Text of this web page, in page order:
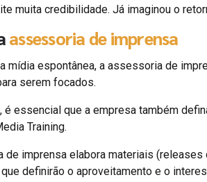
muita credibilidade. Já imaginou o
assessoria de imprensa
mídia espontânea, a assessoria de
serem focados.
essencial que a empresa também
Training.
de imprensa elabora materiais
definirão o aproveitamento e o